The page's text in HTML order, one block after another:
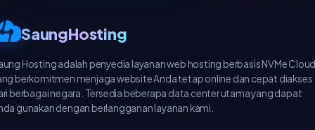
SaungHosting
Hosting adalah penyedia layanan web hosting berbasis NVMe
berkomitmen menjaga website Anda tetap online dan cepat diakses
berbagai negara. Tersedia beberapa data center utama yang dapat
gunakan dengan berlangganan layanan kami.